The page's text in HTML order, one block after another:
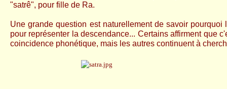
"satrê", pour fille de Ra.
Une grande question est naturellement de savoir pourquoi
pour représenter la descendance... Certains affirment que
coincidence phonétique, mais les autres continuent à